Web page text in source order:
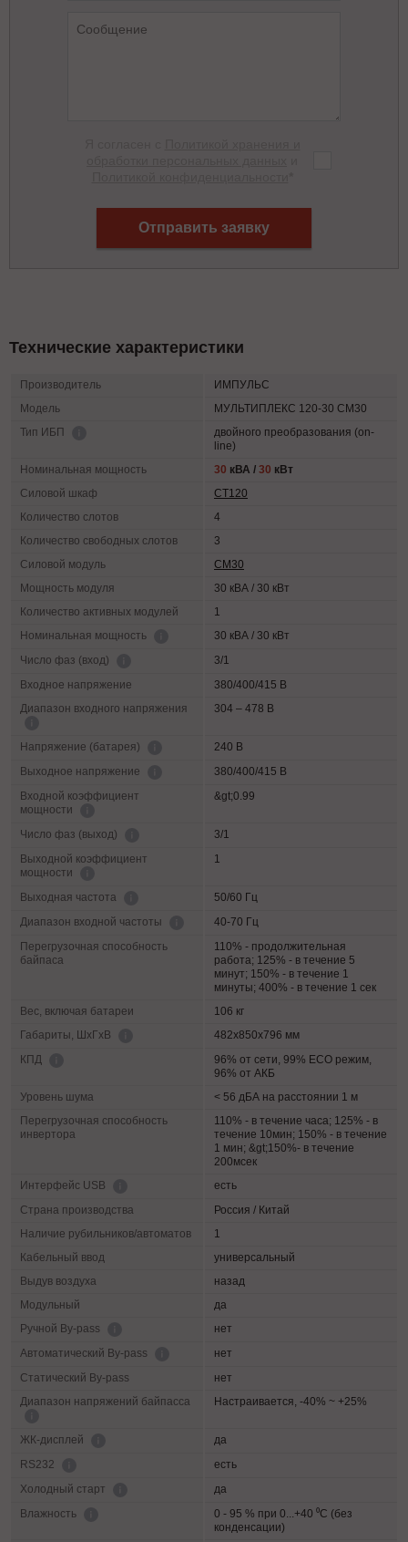
Отправить заявку
Технические характеристики
Производитель
ИМПУЛЬС
Модель
МУЛЬТИПЛЕКС 120-30 СМ30
Тип ИБП
двойного преобразования (on-
line)
Номинальная мощность
30 кВА / 30 кВт
Силовой шкаф
СТ120
Количество слотов
4
Количество свободных слотов
3
Силовой модуль
СМ30
Мощность модуля
30 кВА / 30 кВт
Количество активных модулей
1
Номинальная мощность
30 кВА / 30 кВт
Число фаз (вход)
3/1
Входное напряжение
380/400/415 В
Диапазон входного напряжения
304 – 478 В
Напряжение (батарея)
240 В
Выходное напряжение
380/400/415 В
Входной коэффициент
мощности
&gt;0.99
Число фаз (выход)
3/1
Выходной коэффициент
мощности
1
Выходная частота
50/60 Гц
Диапазон входной частоты
40-70 Гц
Перегрузочная способность
байпаса
110% - продолжительная
работа; 125% - в течение 5
минут; 150% - в течение 1
минуты; 400% - в течение 1 сек
Вес, включая батареи
106 кг
Габариты, ШхГхВ
482х850х796 мм
КПД
96% от сети, 99% ECO режим,
96% от АКБ
Уровень шума
< 56 дБА на расстоянии 1 м
Перегрузочная способность
инвертора
110% - в течение часа; 125% - в
течение 10мин; 150% - в течение
1 мин; &gt;150%- в течение
200мсек
Интерфейс USB
есть
Страна производства
Россия / Китай
Наличие рубильников/автоматов
1
Кабельный ввод
универсальный
Выдув воздуха
назад
Модульный
да
Ручной By-pass
нет
Автоматический By-pass
нет
Статический By-pass
нет
Диапазон напряжений байпасса
Настраивается, -40% ~ +25%
ЖК-дисплей
да
RS232
есть
Холодный старт
да
Влажность
0 - 95 % при 0...+40 ⁰С (без
конденсации)